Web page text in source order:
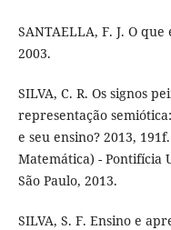
SANTAELLA, F. J. O
2003.
SILVA, C. R. Os signos
representação
e seu ensino? 2013,
Matemática) - Pontifícia
São Paulo, 2013.
SILVA, S. F. Ensino e